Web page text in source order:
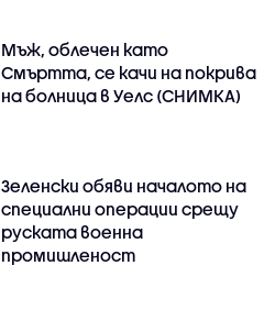
Мъж, облечен като
Смъртта, се качи на покрива
на болница в Уелс (СНИМКА)
Зеленски обяви началото на
специални операции срещу
руската военна
промишленост